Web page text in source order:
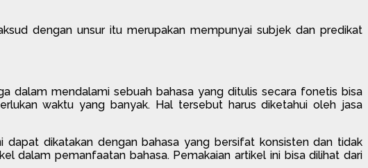
dengan unsur itu merupakan mempunyai subjek dan predikat
dalam mendalami sebuah bahasa yang ditulis secara fonetis bisa
waktu yang banyak. Hal tersebut harus diketahui oleh jasa
dikatakan dengan bahasa yang bersifat konsisten dan tidak
dalam pemanfaatan bahasa. Pemakaian artikel ini bisa dilihat dari